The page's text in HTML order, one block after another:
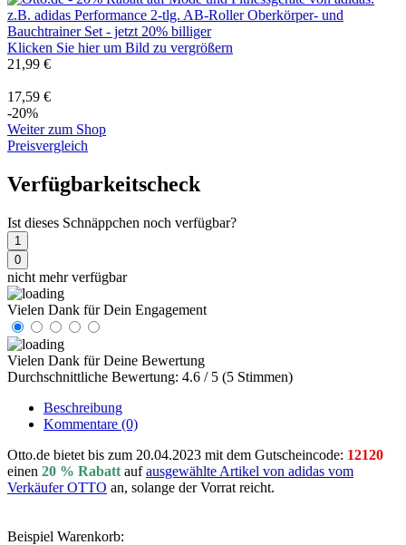
Klicken Sie hier um Bild zu vergrößern
21,99 €
17,59 €
-20%
Weiter zum Shop
Preisvergleich
Verfügbarkeitscheck
Ist dieses Schnäppchen noch verfügbar?
1
0
nicht mehr verfügbar
Vielen Dank für Dein Engagement
Vielen Dank für Deine Bewertung
Durchschnittliche Bewertung: 4.6 / 5 (5 Stimmen)
Beschreibung
Kommentare (0)
Otto.de bietet bis zum 20.04.2023 mit dem Gutscheincode: 12120
einen 20 % Rabatt aufausgewählte Artikel von adidas vom
Verkäufer OTTO an, solange der Vorrat reicht.
Beispiel Warenkorb: